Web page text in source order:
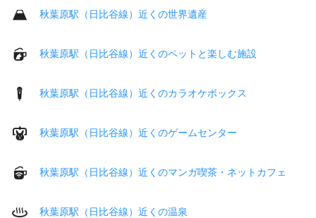
秋葉原駅（日比谷線）近くの世界遺産
秋葉原駅（日比谷線）近くのペットと楽しむ施設
秋葉原駅（日比谷線）近くのカラオケボックス
秋葉原駅（日比谷線）近くのゲームセンター
秋葉原駅（日比谷線）近くのマンガ喫茶・ネットカフェ
秋葉原駅（日比谷線）近くの温泉